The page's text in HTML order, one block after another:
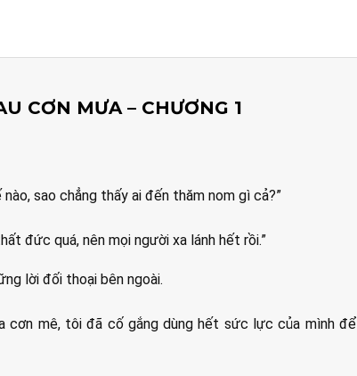
CƠN MƯA – CHƯƠNG 1
sao chẳng thấy ai đến thăm nom gì cả?”
đức quá, nên mọi người xa lánh hết rồi.”
lời đối thoại bên ngoài.
cơn mê, tôi đã cố gắng dùng hết sức lực của mình để